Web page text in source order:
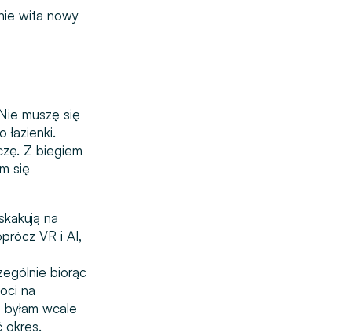
wita nowy
muszę się
łazienki.
Z biegiem
się
na
VR i AI,
biorąc
na
wcale
okres.